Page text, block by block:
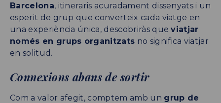
Barcelona, itineraris acuradament dissenyats i un
esperit de grup que converteix cada viatge en
una experiència única, descobriràs queviatjar
només en grups organitzats no significa viatjar
en solitud.
Connexions abans de sortir
Com a valor afegit, comptem amb un grup de